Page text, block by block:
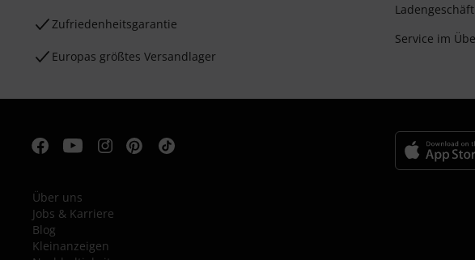
Zufriedenheitsgarantie
Europas größtes Versandlager
Ladengeschäft
Service im
Über uns
Jobs & Karriere
Blog
Kleinanzeigen